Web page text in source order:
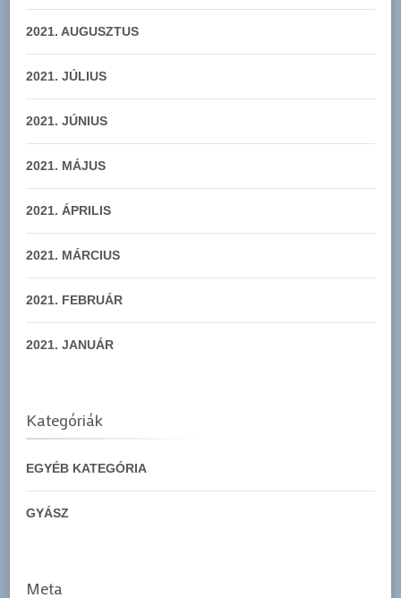
2021. AUGUSZTUS
2021. JÚLIUS
2021. JÚNIUS
2021. MÁJUS
2021. ÁPRILIS
2021. MÁRCIUS
2021. FEBRUÁR
2021. JANUÁR
Kategóriák
EGYÉB KATEGÓRIA
GYÁSZ
Meta